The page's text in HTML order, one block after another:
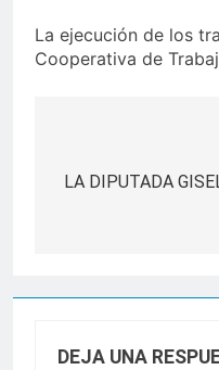
La ejecución de los
Cooperativa de
de
LA DIPUTADA
DEJA UNA